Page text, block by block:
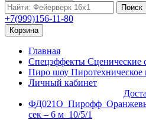
Поиск
+7(999)156-11-80
Корзина
Главная
Спецэффекты Сценические
Пиро шоу Пиротехническое
Личный кабинет
сек – 6 м_10/5/1